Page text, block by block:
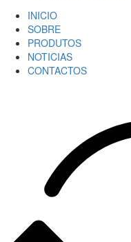
INICIO
SOBRE
PRODUTOS
NOTICIAS
CONTACTOS